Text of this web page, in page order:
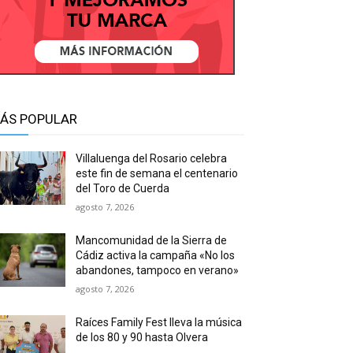
POPULAR
Villaluenga del Rosario celebra
este fin de semana el centenario
del Toro de Cuerda
agosto 7, 2026
Mancomunidad de la Sierra de
Cádiz activa la campaña «No los
abandones, tampoco en verano»
agosto 7, 2026
Raíces Family Fest lleva la música
de los 80 y 90 hasta Olvera